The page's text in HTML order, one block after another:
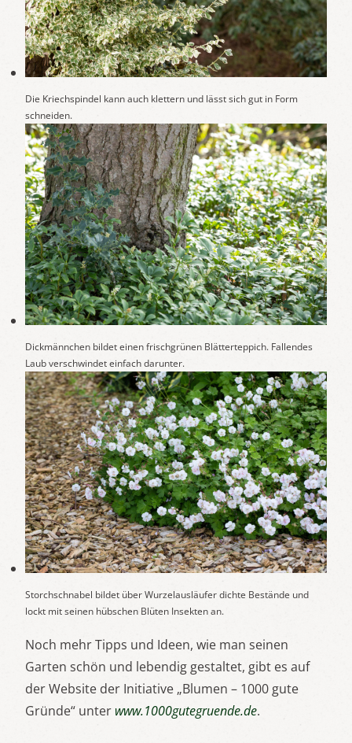
Die Kriechspindel kann auch klettern und lässt sich gut in Form
schneiden.
Dickmännchen bildet einen frischgrünen Blätterteppich. Fallendes
Laub verschwindet einfach darunter.
Storchschnabel bildet über Wurzelausläufer dichte Bestände und
lockt mit seinen hübschen Blüten Insekten an.
Noch mehr Tipps und Ideen, wie man seinen
Garten schön und lebendig gestaltet, gibt es auf
der Website der Initiative „Blumen – 1000 gute
Gründe“ unter www.1000gutegruende.de.